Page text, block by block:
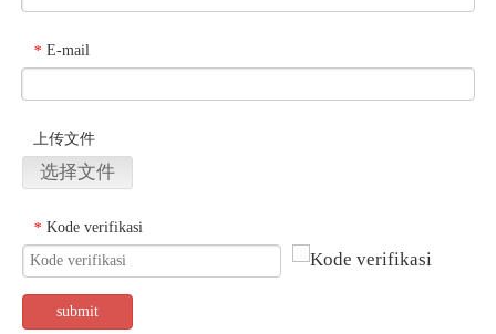
* E-mail
上传文件
选择文件
* Kode verifikasi
submit